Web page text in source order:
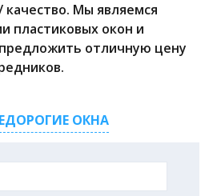
качество. Мы являемся
пластиковых окон и
отличную цену
ОКНА